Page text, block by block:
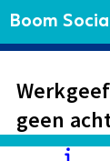
Boom
geen